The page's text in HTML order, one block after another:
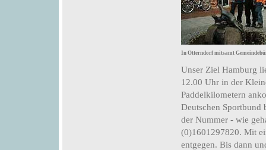
In Otterndorf mitsamt
Unser Ziel Hamburg
12.00 Uhr in der
Paddelkilometern
Deutschen Sportbund
der Nummer - wie
(0)1601297820. Mit
entgegen. Bis dann